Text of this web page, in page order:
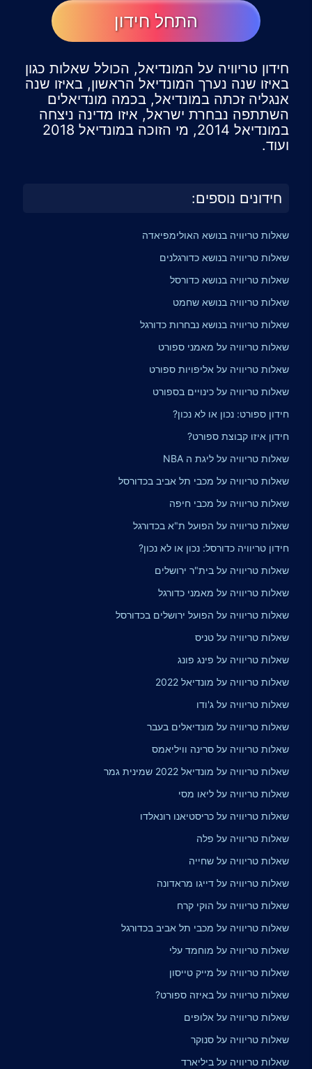
התחל חידון
חידון טריוויה על המונדיאל, הכולל שאלות כגון
באיזו שנה נערך המונדיאל הראשון, באיזו שנה
אנגליה זכתה במונדיאל, בכמה מונדיאלים
השתתפה נבחרת ישראל, איזו מדינה ניצחה
במונדיאל 2014, מי הזוכה במונדיאל 2018
ועוד.
חידונים נוספים:
שאלות טריוויה בנושא האולימפיאדה
שאלות טריוויה בנושא כדורגלנים
שאלות טריוויה בנושא כדורסל
שאלות טריוויה בנושא שחמט
שאלות טריוויה בנושא נבחרות כדורגל
שאלות טריוויה על מאמני ספורט
שאלות טריוויה על אליפויות ספורט
שאלות טריוויה על כינויים בספורט
חידון ספורט: נכון או לא נכון?
חידון איזו קבוצת ספורט?
שאלות טריוויה על ליגת ה NBA
שאלות טריוויה על מכבי תל אביב בכדורסל
שאלות טריוויה על מכבי חיפה
שאלות טריוויה על הפועל ת"א בכדורגל
חידון טריוויה כדורסל: נכון או לא נכון?
שאלות טריוויה על בית"ר ירושלים
שאלות טריוויה על מאמני כדורגל
שאלות טריוויה על הפועל ירושלים בכדורסל
שאלות טריוויה על טניס
שאלות טריוויה על פינג פונג
שאלות טריוויה על מונדיאל 2022
שאלות טריוויה על ג'ודו
שאלות טריוויה על מונדיאלים בעבר
שאלות טריוויה על סרינה וויליאמס
שאלות טריוויה על מונדיאל 2022 שמינית גמר
שאלות טריוויה על ליאו מסי
שאלות טריוויה על כריסטיאנו רונאלדו
שאלות טריוויה על פלה
שאלות טריוויה על שחייה
שאלות טריוויה על דייגו מראדונה
שאלות טריוויה על הוקי קרח
שאלות טריוויה על מכבי תל אביב בכדורגל
שאלות טריוויה על מוחמד עלי
שאלות טריוויה על מייק טייסון
שאלות טריוויה על באיזה ספורט?
שאלות טריוויה על אלופים
שאלות טריוויה על סנוקר
שאלות טריוויה על ביליארד